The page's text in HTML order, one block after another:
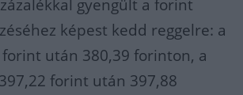
gyengült a forint
képest kedd reggelre: a
után 380,39 forinton, a
forint után 397,88